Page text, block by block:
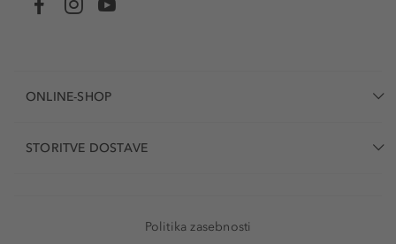
ONLINE-SHOP
STORITVE DOSTAVE
Politika zasebnosti